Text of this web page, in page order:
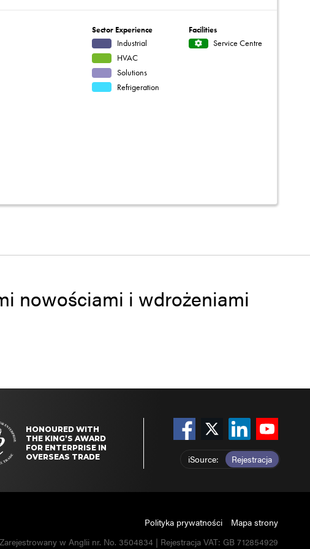
Sector Experience
Industrial
HVAC
Solutions
Refrigeration
Facilities
Service Centre
nowościami i wdrożeniami
HONOURED WITH
THE KING’S AWARD
FOR ENTERPRISE IN
OVERSEAS TRADE
iSource Rejestracja
Polityka prywatności
Mapa strony
Zarejestrowany w Anglii nr. No. 3504834 | Rejestracja VAT: GB 712854929